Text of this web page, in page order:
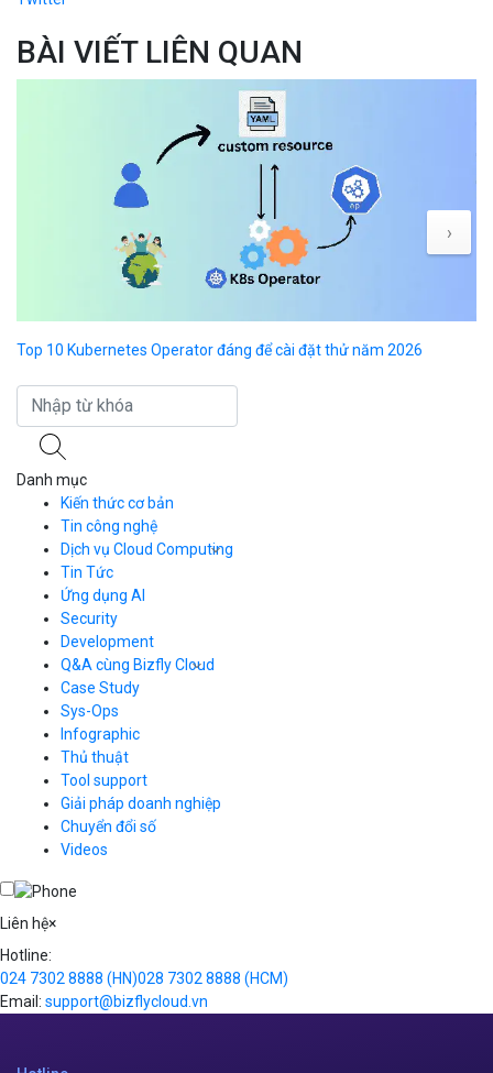
BÀI VIẾT LIÊN QUAN
Top 10 Kubernetes Operator đáng để cài đặt thử năm 2026
›
Danh mục
Kiến thức cơ bản
Tin công nghệ
Dịch vụ Cloud Computing
Cloud Server
CDN
Load Balancer
Auto Scaling
Container Registry
Kubernetes
Cloud Database
Call Center
Business Email
Simple Storage
VPN
Traffic Manager
Cloud VPS
Videos
Tin Tức
Ứng dụng AI
Security
Development
Q&A cùng Bizfly Cloud
Q&A về Bizfly Cloud Server
Thao tác kết nối tới server
Videos
Q&A về Bizfly Business Email
Videos
Case Study
Sys-Ops
Infographic
Thủ thuật
Tool support
Giải pháp doanh nghiệp
Chuyển đổi số
Videos
Liên hệ×
Hotline:
024 7302 8888 (HN)028 7302 8888 (HCM)
Email: support@bizflycloud.vn